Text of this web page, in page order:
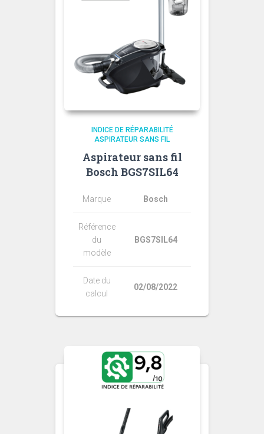
INDICE DE RÉPARABILITÉ
ASPIRATEUR SANS FIL
Aspirateur sans fil
Bosch BGS7SIL64
Marque Bosch
Référence
du
modèle
BGS7SIL64
Date du
calcul
02/08/2022